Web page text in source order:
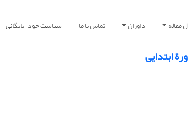
مقاله داوران تماس با ما سیاست خود-بایگانی
ابتدایی